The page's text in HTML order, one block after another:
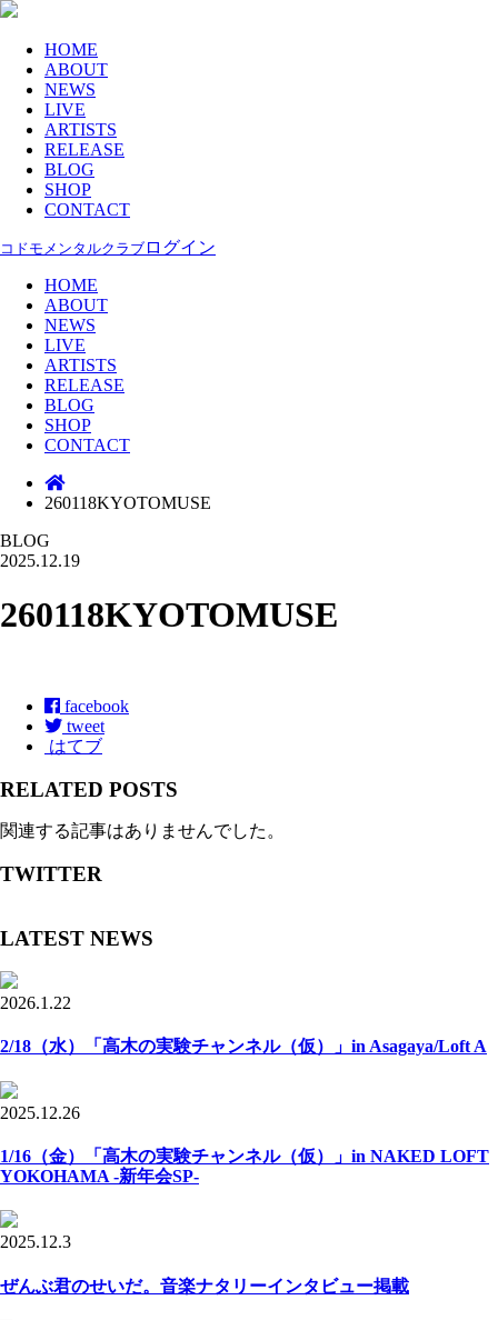
HOME
ABOUT
NEWS
LIVE
ARTISTS
RELEASE
BLOG
SHOP
CONTACT
コドモメンタルクラブ ログイン
HOME
ABOUT
NEWS
LIVE
ARTISTS
RELEASE
BLOG
SHOP
CONTACT
260118KYOTOMUSE
BLOG
2025.12.19
260118KYOTOMUSE
facebook
tweet
はてブ
RELATED POSTS
関連する記事はありませんでした。
TWITTER
LATEST NEWS
2026.1.22
2/18（水）「高木の実験チャンネル（仮）」in Asagaya/Loft A
2025.12.26
1/16（金）「高木の実験チャンネル（仮）」in NAKED LOFT
YOKOHAMA -新年会SP-
2025.12.3
ぜんぶ君のせいだ。音楽ナタリーインタビュー掲載